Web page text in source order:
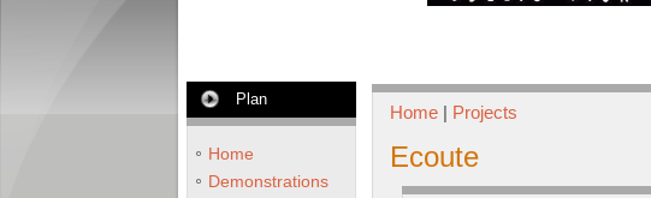
Plan
Home
Demonstrations
Home| Projects
Ecoute